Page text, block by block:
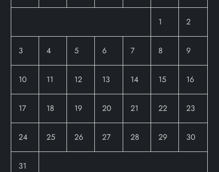
1 2
3 4 5 6 7 8 9
10 11 12 13 14 15 16
17 18 19 20 21 22 23
24 25 26 27 28 29 30
31